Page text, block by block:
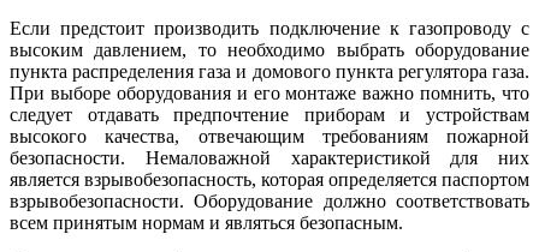
Если предстоит производить подключение к газопроводу с
высоким давлением, то необходимо выбрать оборудование
пункта распределения газа и домового пункта регулятора газа.
При выборе оборудования и его монтаже важно помнить, что
следует отдавать предпочтение приборам и устройствам
высокого качества, отвечающим требованиям пожарной
безопасности. Немаловажной характеристикой для них
является взрывобезопасность, которая определяется паспортом
взрывобезопасности. Оборудование должно соответствовать
всем принятым нормам и являться безопасным.